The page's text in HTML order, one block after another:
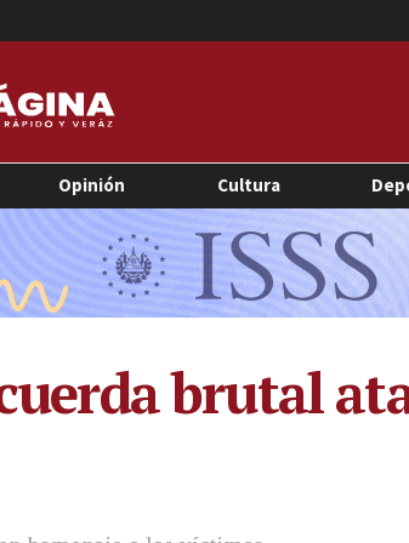
Opinión Cultura
brutal